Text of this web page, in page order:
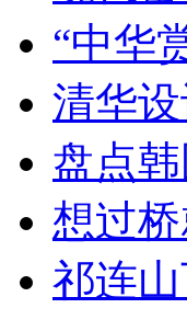
“中华
清华
盘点
想过
祁连